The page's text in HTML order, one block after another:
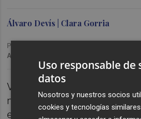
Álvaro Devís | Clara Gorria
Publicado: 30/11/2023 ·
Actualizado: 30/11/2023 · 18:03
VALÈNCIA. Repaso de
nominaciones de los
entrevista a Víctor Iriarte,
Uso responsable de
datos
Nosotros y nuestros socios
cookies y tecnologías